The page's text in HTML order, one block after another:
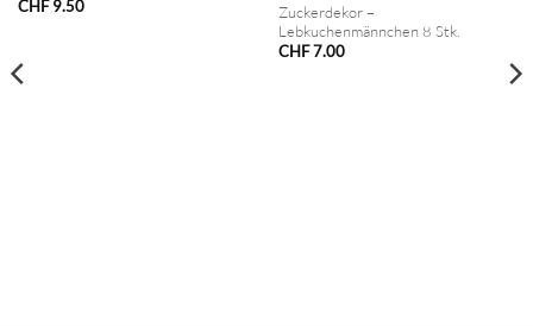
CHF9.50
Zuckerdekor –
Lebkuchenmännchen 8 Stk.
CHF7.00